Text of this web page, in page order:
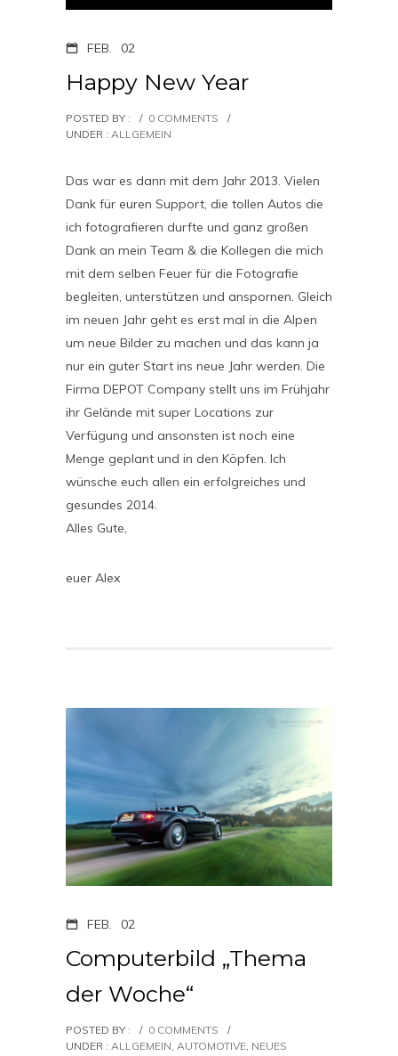
FEB. 02
Happy New Year
POSTED BY : / 0 COMMENTS
/
UNDER : ALLGEMEIN
Das war es dann mit dem Jahr 2013. Vielen
Dank für euren Support, die tollen Autos die
ich fotografieren durfte und ganz großen
Dank an mein Team & die Kollegen die mich
mit dem selben Feuer für die Fotografie
begleiten, unterstützen und anspornen. Gleich
im neuen Jahr geht es erst mal in die Alpen
um neue Bilder zu machen und das kann ja
nur ein guter Start ins neue Jahr werden. Die
Firma DEPOT Company stellt uns im Frühjahr
ihr Gelände mit super Locations zur
Verfügung und ansonsten ist noch eine
Menge geplant und in den Köpfen. Ich
wünsche euch allen ein erfolgreiches und
gesundes 2014.
Alles Gute,
euer Alex
FEB. 02
Computerbild „Thema
der Woche“
POSTED BY : / 0 COMMENTS
/
UNDER : ALLGEMEIN AUTOMOTIVE NEUES